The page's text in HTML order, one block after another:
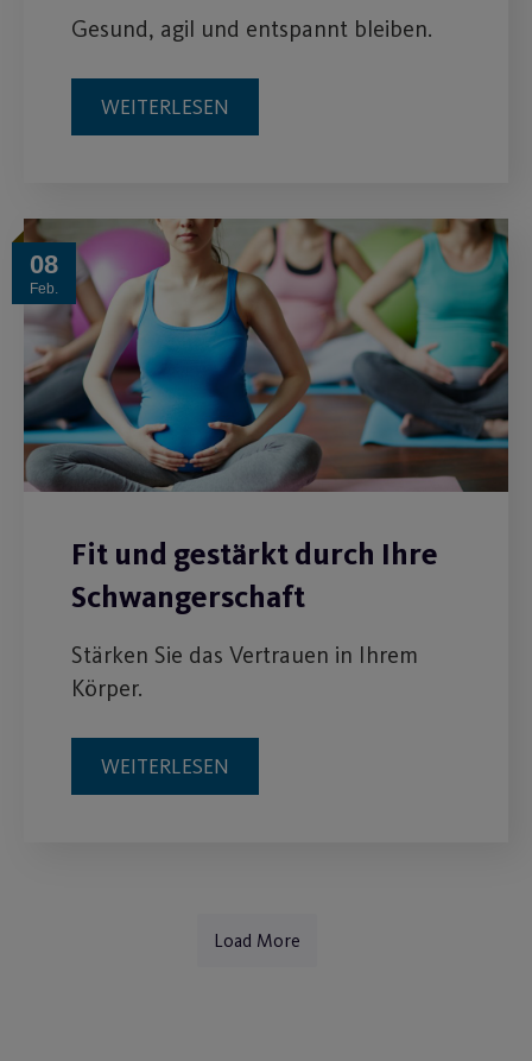
Gesund, agil und entspannt bleiben.
WEITERLESEN
08
Feb.
Fit und gestärkt durch Ihre
Schwangerschaft
Stärken Sie das Vertrauen in Ihrem
Körper.
WEITERLESEN
Load More